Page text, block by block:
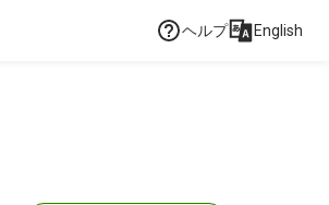
ヘルプ English